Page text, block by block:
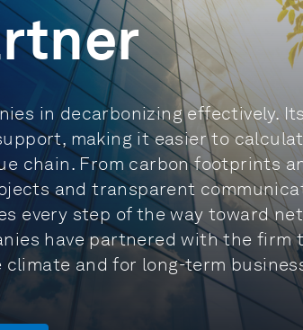
in decarbonizing effectively.
making it easier to
chain. From carbon footprints
and transparent
every step of the way toward
have partnered with the
and for long-term